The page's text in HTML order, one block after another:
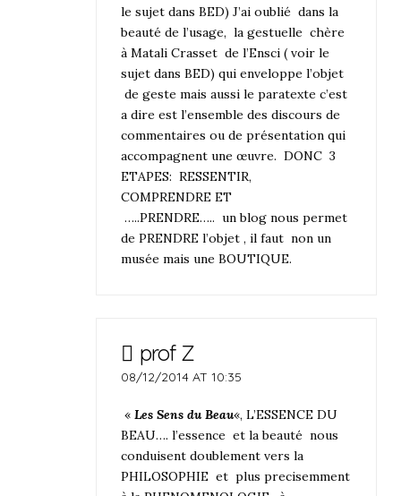
le sujet dans BED) J’ai oublié dans la
beauté de l’usage, la gestuelle chère
à Matali Crasset de l’Ensci ( voir le
sujet dans BED) qui enveloppe l’objet
de geste mais aussi le paratexte c’est
a dire est l’ensemble des discours de
commentaires ou de présentation qui
accompagnent une œuvre. DONC 3
ETAPES: RESSENTIR,
COMPRENDRE ET
…..PRENDRE….. un blog nous permet
de PRENDRE l’objet , il faut non un
musée mais une BOUTIQUE.
prof Z
08/12/2014 AT 10:35
« Les Sens du Beau«, L’ESSENCE DU
BEAU…. l’essence et la beauté nous
conduisent doublement vers la
PHILOSOPHIE et plus precisemment